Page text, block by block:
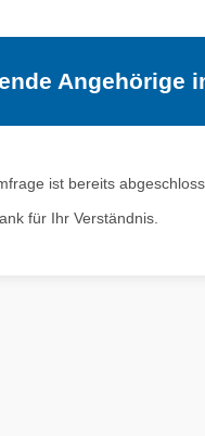
Angehörige
ist bereits
für Ihr Verständnis.